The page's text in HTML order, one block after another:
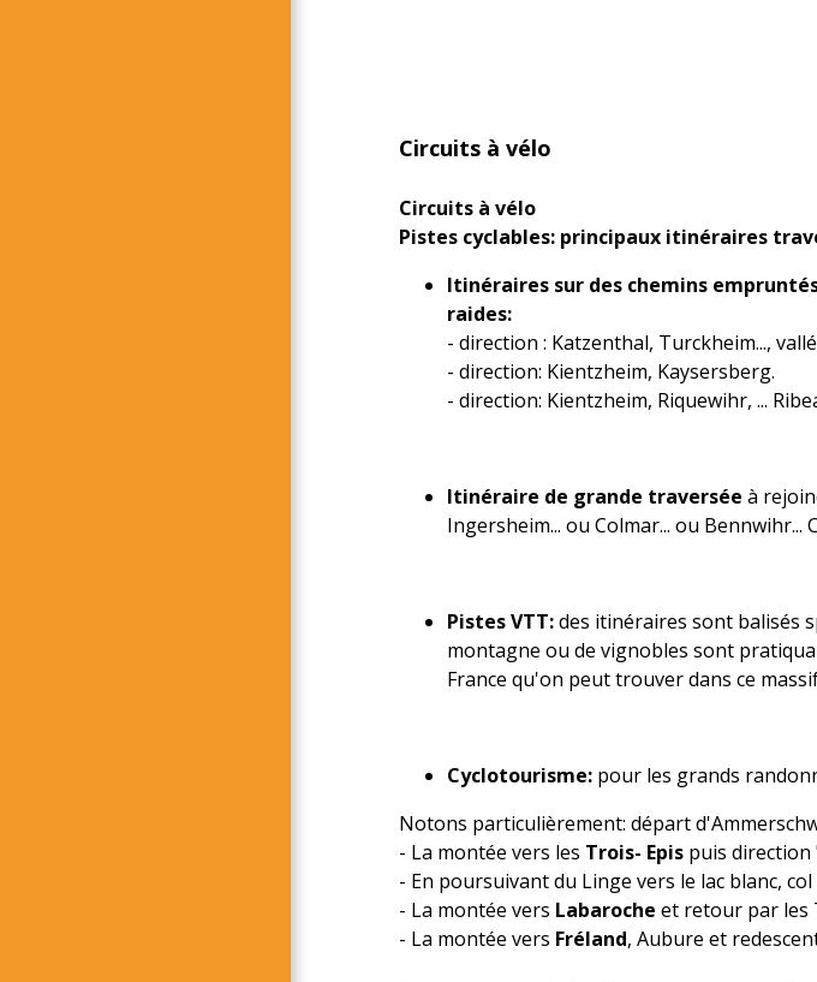
Circuits à vélo
Circuits à vélo
Pistes cyclables: principaux itinéraires
Itinéraires sur des chemins
raides:
- direction : Katzenthal, Turckheim...,
- direction: Kientzheim, Kaysersberg.
- direction: Kientzheim, Riquewihr, ...
Itinéraire de grande traversée à
Ingersheim... ou Colmar... ou
Pistes VTT:des itinéraires sont balisés
montagne ou de vignobles sont
France qu'on peut trouver dans ce
Cyclotourisme:pour les grands
Notons particulièrement: départ
- La montée vers les Trois- Epis puis direction
- En poursuivant du Linge vers le lac blanc,
- La montée vers Labaroche et retour par les
- La montée vers Fréland, Aubure et